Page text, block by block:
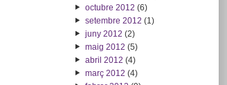
octubre 2012 (6)
setembre 2012 (1)
juny 2012 (2)
maig 2012 (5)
abril 2012 (4)
març 2012 (4)